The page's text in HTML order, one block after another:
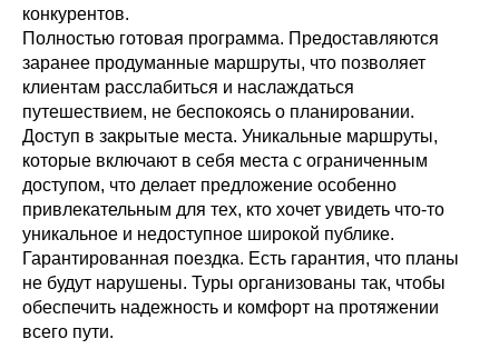
конкурентов.
Полностью готовая программа. Предоставляются
заранее продуманные маршруты, что позволяет
клиентам расслабиться и наслаждаться
путешествием, не беспокоясь о планировании.
Доступ в закрытые места. Уникальные маршруты,
которые включают в себя места с ограниченным
доступом, что делает предложение особенно
привлекательным для тех, кто хочет увидеть что-то
уникальное и недоступное широкой публике.
Гарантированная поездка. Есть гарантия, что планы
не будут нарушены. Туры организованы так, чтобы
обеспечить надежность и комфорт на протяжении
всего пути.